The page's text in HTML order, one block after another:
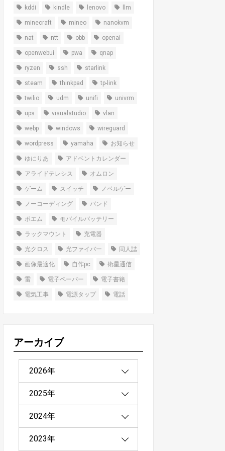
kddi kindle lenovo llm
minecraft mineo nanokvm
nat ntt obb openai
openwebui pwa qnap
ryzen ssh starlink
steam thinkpad tp-link
twilio udm unifi univrm
ups visualstudio vlan
webp windows wireguard
wordpress yamaha お知らせ
ゆにりあ アドベントカレンダー
アライドテレシス オムロン
ゲーム スイッチ ノベルゲー
ノーコーディング バンド
ポエム モバイルバッテリー
ラックマウント 充電器
光クロス 光ファイバー 同人誌
画像最適化 自作pc 衛星通信
雷 電子ペーパー 電子書籍
電気工事 電源タップ 電話
アーカイブ
2026年
2026年3月（1）
2026年2月（2）
2026年1月（1）
2025年
2025年12月（2）
2025年11月（1）
2024年
2024年12月（2）
2023年